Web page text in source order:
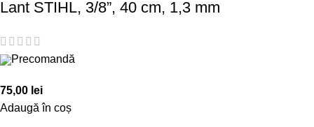
Lant STIHL, 3/8”, 40 cm, 1,3 mm
Precomandă
75,00 lei
Adaugă în coș